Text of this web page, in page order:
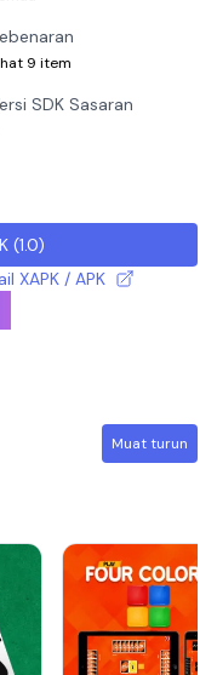
9 item
SDK Sasaran
(1.0)
XAPK / APK
Muat turun